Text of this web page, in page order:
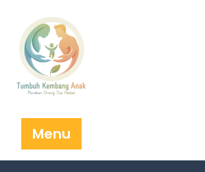
Menu